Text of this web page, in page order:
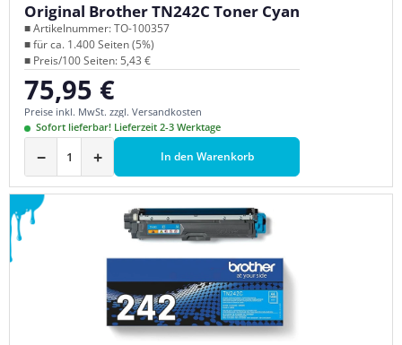
Original Brother TN242C Toner Cyan
■ Artikelnummer: TO-100357
■ für ca. 1.400 Seiten (5%)
■ Preis/100 Seiten: 5,43 €
Regulärer Preis:
75,95 €
Preise inkl. MwSt. zzgl. Versandkosten
Sofort lieferbar! Lieferzeit 2-3 Werktage
− + In den Warenkorb